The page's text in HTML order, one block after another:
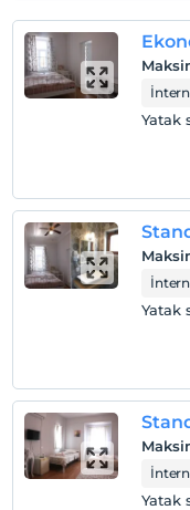
Check/out
En geç saat 12:00
Evcil hayvan
Çocuklar
Tesisimizde 15 yaş
Yatak
Yatak
Yatak